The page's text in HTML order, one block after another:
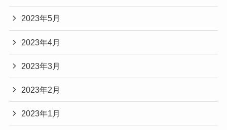
2023年5月
2023年4月
2023年3月
2023年2月
2023年1月